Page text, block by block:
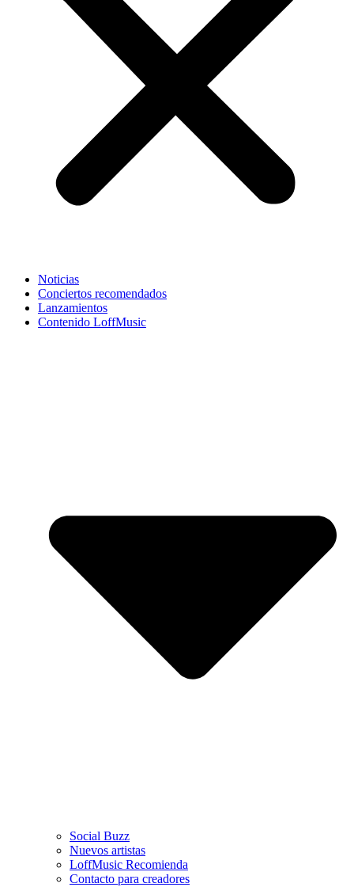
Noticias
Conciertos recomendados
Lanzamientos
Contenido LoffMusic
Social Buzz
Nuevos artistas
LoffMusic Recomienda
Contacto para creadores